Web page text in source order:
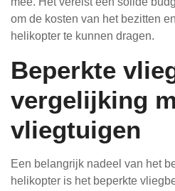
om de kosten van het bezitten
helikopter te kunnen dragen.
Beperkte
vergelijking
vliegtuigen
Een belangrijk nadeel van het
helikopter is het beperkte